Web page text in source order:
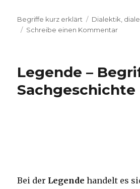
Kategorien
Begriffe kurz erklärt Tags
Dialektik
Schreibe einen Kommentar
Legende –
Sachgeschichte
Bei der Legendehandelt es